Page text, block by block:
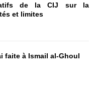
de la CIJ sur la
et limites
faite à Ismail al-Ghoul